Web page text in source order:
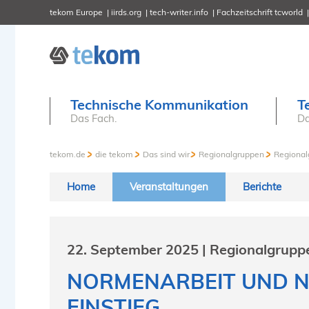
tekom Europe iirds.org tech-writer.info Fachzeitschrift tcworld
Technische Kommunikation
Das Fach.
tekom.de die tekom Das sind wir Regionalgruppen
Home Veranstaltungen Berichte
22. September 2025 |
NORMENARBEIT UND